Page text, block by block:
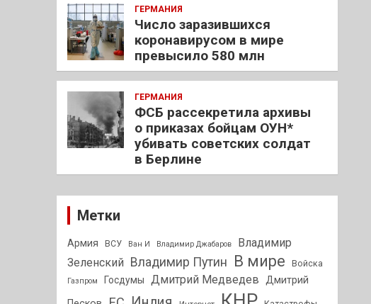
ГЕРМАНИЯ
Число заразившихся
коронавирусом в мире
превысило 580 млн
ГЕРМАНИЯ
ФСБ рассекретила архивы
о приказах бойцам ОУН*
убивать советских солдат
в Берлине
Метки
Армия ВСУ Ван И Владимир Джабаров
Владимир
Зеленский
Владимир Путин В мире Войска
Газпром Госдумы Дмитрий Медведев
Дмитрий